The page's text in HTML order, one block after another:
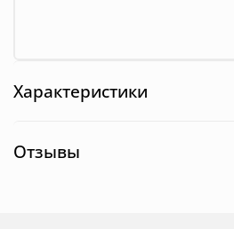
Характеристики
Отзывы